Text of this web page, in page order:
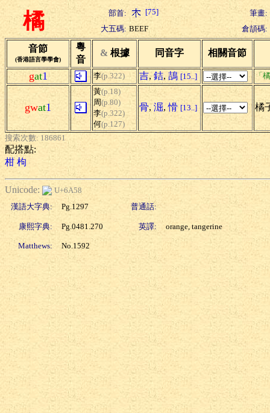
橘 部首: [75]
筆畫:
大五碼: BEEF 倉頡碼:
音節
(香港語言學學會)
粵
音
& 根據 同音字 相關音節
gat1 李(p.322) 吉, 銡, 鴶 [15..] 「
gwat1
黃(p.18)
周(p.80)
李(p.322)
何(p.127)
骨, 淈,愲 [13..] 橘
搜索次數: 186861
配搭點:
柑 枸
Unicode:
U+6A58
漢語大字典:
Pg.1297 普通話:
康熙字典: Pg.0481.270 英譯: orange, tangerine
Matthews: No.1592